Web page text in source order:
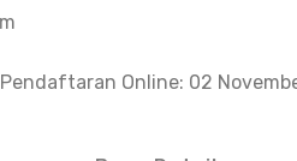
Online: 02